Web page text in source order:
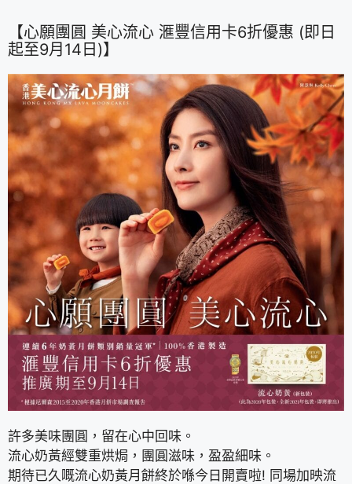
【心願團圓 美心流心 滙豐信用卡6折優惠 (即日
起至9月14日)】
許多美味團圓，留在心中回味。
流心奶黃經雙重烘焗，團圓滋味，盈盈細味。
期待已久嘅流心奶黃月餅終於喺今日開賣啦! 同場加映流